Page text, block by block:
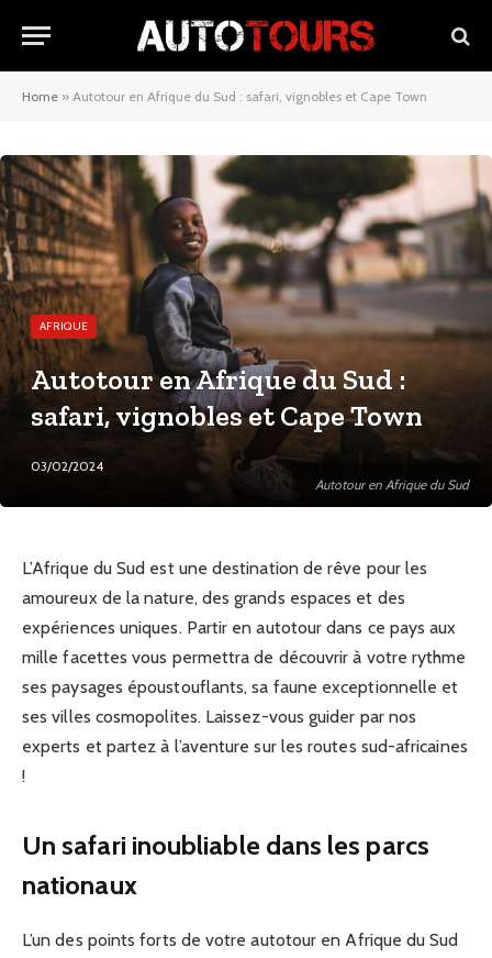
Home » Autotour en Afrique du Sud : safari, vignobles et Cape Town
Autotour en Afrique du Sud
AFRIQUE
Autotour en Afrique du Sud :
safari, vignobles et Cape Town
03/02/2024
L’Afrique du Sud est une destination de rêve pour les
amoureux de la nature, des grands espaces et des
expériences uniques. Partir en autotour dans ce pays aux
mille facettes vous permettra de découvrir à votre rythme
ses paysages époustouflants, sa faune exceptionnelle et
ses villes cosmopolites. Laissez-vous guider par nos
experts et partez à l’aventure sur les routes sud-africaines
!
Un safari inoubliable dans les parcs
nationaux
L’un des points forts de votre autotour en Afrique du Sud